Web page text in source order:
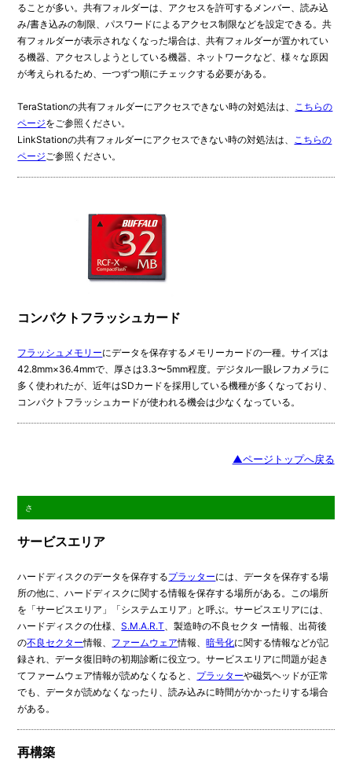
ることが多い。共有フォルダーは、アクセスを許可するメンバー、読み込
み/書き込みの制限、パスワードによるアクセス制限などを設定できる。共
有フォルダーが表示されなくなった場合は、共有フォルダーが置かれてい
る機器、アクセスしようとしている機器、ネットワークなど、様々な原因
が考えられるため、一つずつ順にチェックする必要がある。
TeraStationの共有フォルダーにアクセスできない時の対処法は、
こちらの
ページをご参照ください。
LinkStationの共有フォルダーにアクセスできない時の対処法は、
こちらの
ページ ご参照ください。
コンパクトフラッシュカード
フラッシュメモリーにデータを保存するメモリーカードの一種。サイズは
42.8mm×36.4mmで、厚さは3.3〜5mm程度。デジタル一眼レフカメラに
多く使われたが、近年はSDカードを採用している機種が多くなっており、
コンパクトフラッシュカードが使われる機会は少なくなっている。
▲ページトップへ戻る
さ
サービスエリア
ハードディスクのデータを保存するプラッターには、データを保存する場
所の他に、ハードディスクに関する情報を保存する場所がある。この場所
を「サービスエリア」「システムエリア」と呼ぶ。サービスエリアには、
ハードディスクの仕様、S.M.A.R.T 、製造時の不良セクタ ー情報、出荷後
の不良セクター情報、 ファームウェア情報、暗号化に関する情報などが記
録され、データ復旧時の初期診断に役立つ。サービスエリアに問題が起き
てファームウェア情報が読めなくなると、 プラッターや磁気ヘッドが正常
でも、データが読めなくなったり、読み込みに時間がかかったりする場合
がある。
再構築